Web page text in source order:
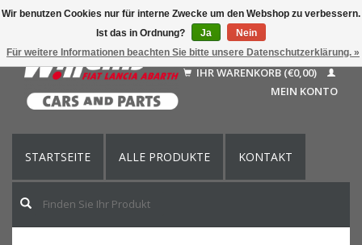
Nederlands
Français
English (US)
IHR WARENKORB (€0,00)
MEIN KONTO
STARTSEITE ALLE PRODUKTE KONTAKT
Wir benutzen Cookies nur für interne Zwecke um den Webshop zu verbessern.
Ist das in Ordnung?
Ja
Nein
Für weitere Informationen beachten Sie bitte unsere Datenschutzerklärung. »